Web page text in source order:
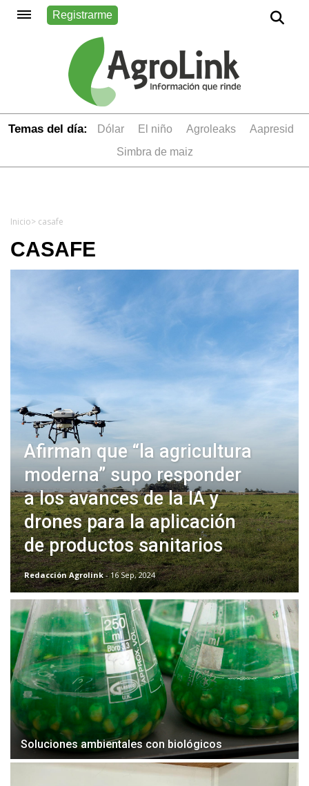
Registrarme
Temas del día: dólar el niño Agroleaks
aapresid
simbra de maiz
Inicio> casafe
CASAFE
Afirman que “la agricultura
moderna” supo responder
a los avances de la IA y
drones para la aplicación
de productos sanitarios
Redacción Agrolink - 16 Sep, 2024
Soluciones ambientales con biológicos